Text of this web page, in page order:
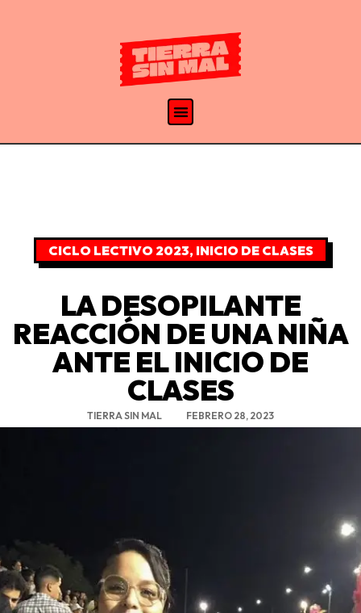
CICLO LECTIVO 2023, INICIO DE CLASES
LA DESOPILANTE
REACCIÓN DE UNA NIÑA
ANTE EL INICIO DE
CLASES
TIERRA SIN MAL FEBRERO 28, 2023